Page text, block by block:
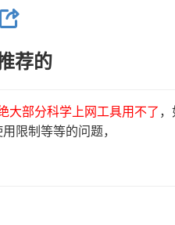
荐的
大部分科学上网工具用不了
限制等等的问题，